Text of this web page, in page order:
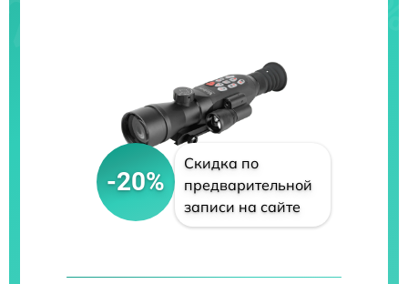
-20%
Скидка по
предварительной
записи на сайте